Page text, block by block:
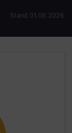
Stand 01.06.2026